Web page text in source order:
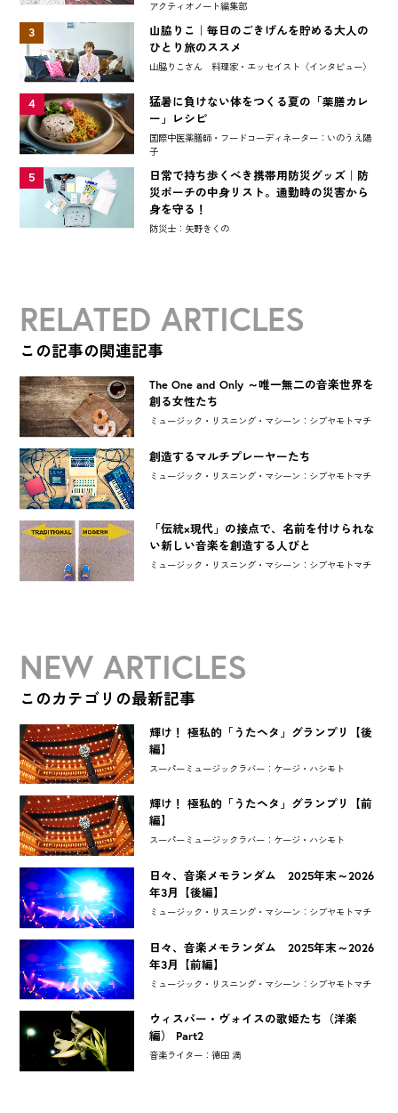
アクティオノート編集部
3
山脇りこ｜毎日のごきげんを貯める大人の
ひとり旅のススメ
山脇りこさん 料理家・エッセイスト〈インタビュー〉
4
猛暑に負けない体をつくる夏の「薬膳カレ
ー」レシピ
国際中医薬膳師・フードコーディネーター：いのうえ陽
子
5
日常で持ち歩くべき携帯用防災グッズ｜防
災ポーチの中身リスト。通勤時の災害から
身を守る！
防災士：矢野きくの
RELATED ARTICLES
この記事の関連記事
The One and Only ～唯一無二の音楽世界を
創る女性たち
ミュージック・リスニング・マシーン：シブヤモトマチ
創造するマルチプレーヤーたち
ミュージック・リスニング・マシーン：シブヤモトマチ
「伝統×現代」の接点で、名前を付けられな
い新しい音楽を創造する人びと
ミュージック・リスニング・マシーン：シブヤモトマチ
NEW ARTICLES
このカテゴリの最新記事
輝け！ 極私的「うたヘタ」グランプリ【後
編】
スーパーミュージックラバー：ケージ・ハシモト
輝け！ 極私的「うたヘタ」グランプリ【前
編】
スーパーミュージックラバー：ケージ・ハシモト
日々、音楽メモランダム 2025年末～2026
年3月【後編】
ミュージック・リスニング・マシーン：シブヤモトマチ
日々、音楽メモランダム 2025年末～2026
年3月【前編】
ミュージック・リスニング・マシーン：シブヤモトマチ
ウィスパー・ヴォイスの歌姫たち（洋楽
編） Part2
音楽ライター：徳田 満